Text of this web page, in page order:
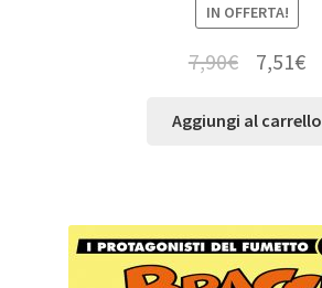
IN OFFERTA!
7,90€ 7,51€
Aggiungi al carrello